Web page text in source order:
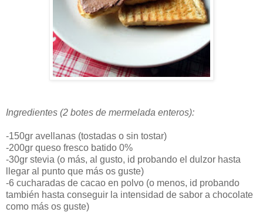
Ingredientes (2 botes de mermelada enteros):
-150gr avellanas (tostadas o sin tostar)
-200gr queso fresco batido 0%
-30gr stevia (o más, al gusto, id probando el dulzor hasta
llegar al punto que más os guste)
-6 cucharadas de cacao en polvo (o menos, id probando
también hasta conseguir la intensidad de sabor a chocolate
como más os guste)